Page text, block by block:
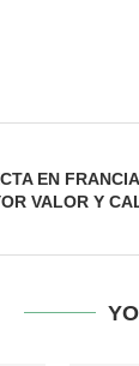
EN
VALOR Y